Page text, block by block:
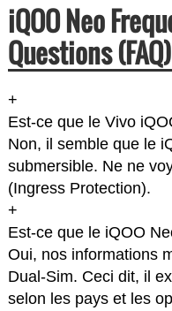
iQOO Neo
Questions (FAQ)
+
Est-ce que le Vivo
Non, il semble que le
submersible. Ne ne
(Ingress Protection).
+
Est-ce que le iQOO
Oui, nos informations
Dual-Sim. Ceci dit, il
selon les pays et les